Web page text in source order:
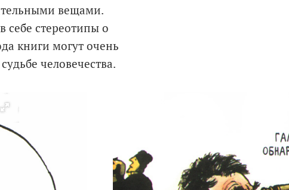
вещами.
себе стереотипы о
книги могут очень
человечества.